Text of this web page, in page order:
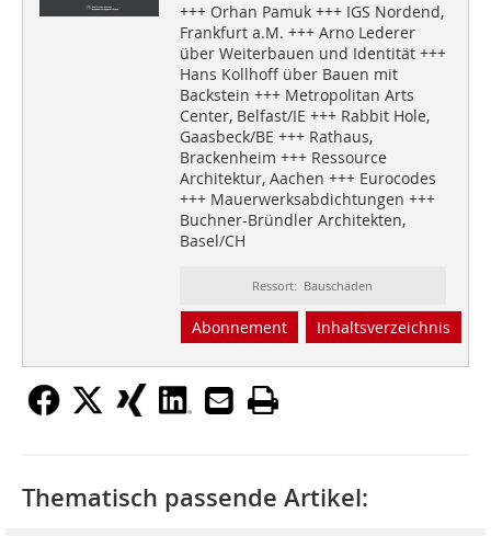
+++ Orhan Pamuk +++ IGS Nordend,
Frankfurt a.M. +++ Arno Lederer
über Weiterbauen und Identität +++
Hans Kollhoff über Bauen mit
Backstein +++ Metropolitan Arts
Center, Belfast/IE +++ Rabbit Hole,
Gaasbeck/BE +++ Rathaus,
Brackenheim +++ Ressource
Architektur, Aachen +++ Eurocodes
+++ Mauerwerksabdichtungen +++
Buchner-Bründler Architekten,
Basel/CH
Ressort: Bauschäden
Abonnement Inhaltsverzeichnis
Thematisch passende Artikel: